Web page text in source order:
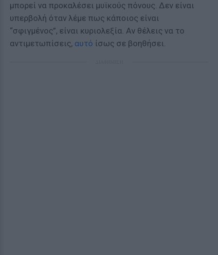
μπορεί να προκαλέσει μυϊκούς πόνους. Δεν είναι
υπερβολή όταν λέμε πως κάποιος είναι
“σφιγμένος”, είναι κυριολεξία. Αν θέλεις να το
αντιμετωπίσεις, αυτό ίσως σε βοηθήσει.